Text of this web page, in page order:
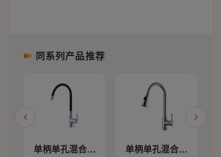
同系列产品推荐
单柄单孔混合厨
单柄单孔混合厨